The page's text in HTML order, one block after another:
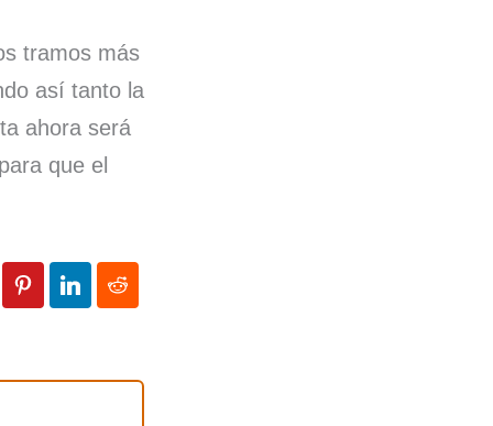
tramos más
así tanto la
ahora será
que el